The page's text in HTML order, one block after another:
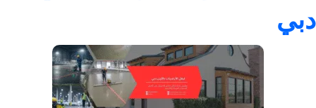
دبي